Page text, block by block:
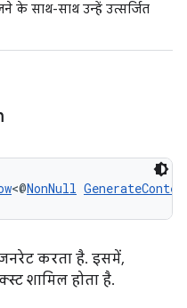
के साथ-साथ उन्हें उत्सर्जित
<@NonNull
जनरेट करता है. इसमें,
शामिल होता है.